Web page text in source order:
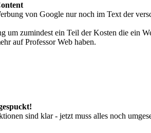
von Google nur noch im Text der
um zumindest ein Teil der Kosten die ein
auf Professor Web haben.
sind klar - jetzt muss alles noch